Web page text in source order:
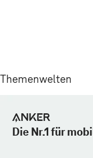
Themenwelten
Die Nr.1 für